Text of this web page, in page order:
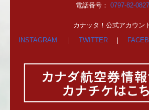
電話番号： 0797-82-0827
カナッタ！公式アカウン
INSTAGRAM
｜TWITTER ｜